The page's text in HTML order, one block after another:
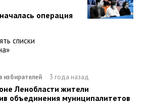
операция
списки
избирателей 3 года назад
Ленобласти жители
объединения муниципалитетов